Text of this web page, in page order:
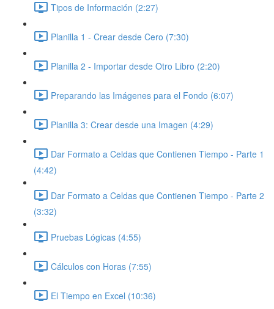
Tipos de Información (2:27)
Planilla 1 - Crear desde Cero (7:30)
Planilla 2 - Importar desde Otro Libro (2:20)
Preparando las Imágenes para el Fondo (6:07)
Planilla 3: Crear desde una Imagen (4:29)
Dar Formato a Celdas que Contienen Tiempo - Parte 1
(4:42)
Dar Formato a Celdas que Contienen Tiempo - Parte 2
(3:32)
Pruebas Lógicas (4:55)
Cálculos con Horas (7:55)
El Tiempo en Excel (10:36)